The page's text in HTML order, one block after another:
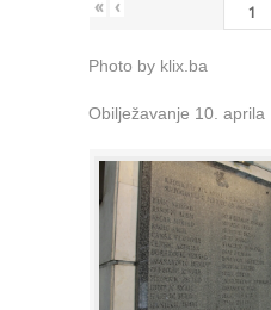
« ‹
Photo by klix.ba
Obilježavanje 10. aprila